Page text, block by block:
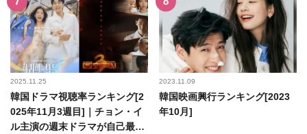
2025.11.25
韓国ドラマ視聴率ランキング[2
025年11月3週目]｜チョン・イ
ル主演の週末ドラマが自己最高
2023.11.09
韓国映画興行ランキング[2023
年10月]